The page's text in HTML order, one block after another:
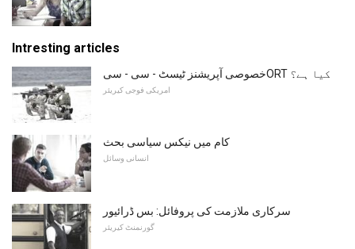
Intresting articles
خصوصی آپریشنز ٹیسٹ - سی - سیORT کیا ہے؟
امریکی فوجی کیریئر
کام میں نیکس سیاسی بحث
انسانی وسائل
سرکاری ملازمت کی پروفائل: بس ڈرائیور
گورنمنٹ کیریئر